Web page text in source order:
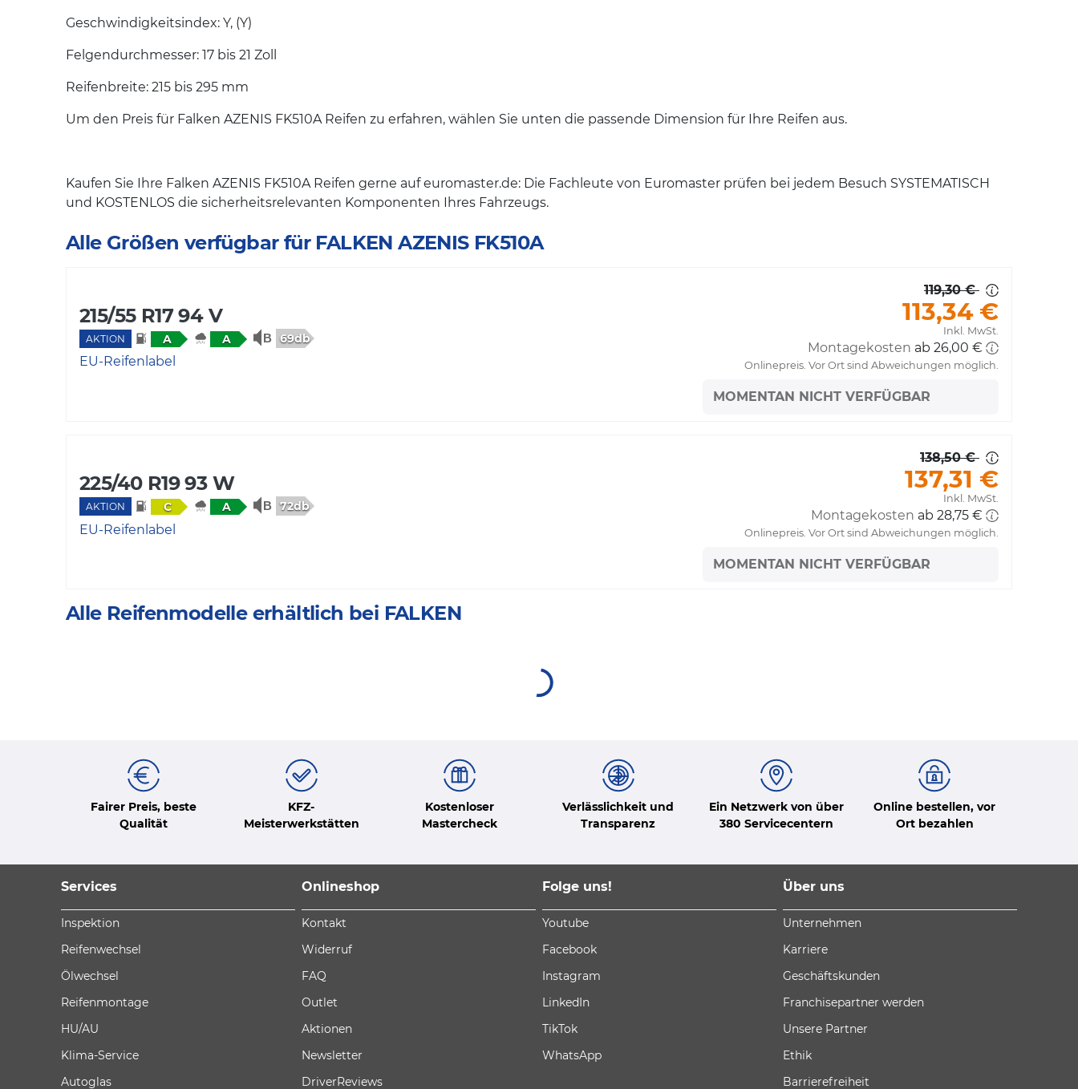
Geschwindigkeitsindex: Y, (Y)
Felgendurchmesser: 17 bis 21 Zoll
Reifenbreite: 215 bis 295 mm
Um den Preis für Falken AZENIS FK510A Reifen zu erfahren, wählen Sie unten die passende Dimension für Ihre Reifen aus.
Kaufen Sie Ihre Falken AZENIS FK510A Reifen gerne auf euromaster.de: Die Fachleute von Euromaster prüfen bei jedem Besuch SYSTEMATISCH
und KOSTENLOS die sicherheitsrelevanten Komponenten Ihres Fahrzeugs.
Alle Größen verfügbar für FALKEN AZENIS FK510A
215/55 R17 94 V
AKTION A A 69db
EU-Reifenlabel
119,30 €
113,34 €
Inkl. MwSt.
Montagekosten ab 26,00 €
Onlinepreis. Vor Ort sind Abweichungen möglich.
MOMENTAN NICHT VERFÜGBAR
225/40 R19 93 W
AKTION C A 72db
EU-Reifenlabel
138,50 €
137,31 €
Inkl. MwSt.
Montagekosten ab 28,75 €
Onlinepreis. Vor Ort sind Abweichungen möglich.
MOMENTAN NICHT VERFÜGBAR
Alle Reifenmodelle erhältlich bei FALKEN
Fairer Preis, beste
Qualität
KFZ-
Meisterwerkstätten
Kostenloser
Mastercheck
Verlässlichkeit und
Transparenz
Ein Netzwerk von über
380 Servicecentern
Online bestellen, vor
Ort bezahlen
Services
Inspektion
Reifenwechsel
Ölwechsel
Reifenmontage
HU/AU
Klima-Service
Autoglas
Onlineshop
Kontakt
Widerruf
FAQ
Outlet
Aktionen
Newsletter
DriverReviews
Folge uns!
Youtube
Facebook
Instagram
LinkedIn
TikTok
WhatsApp
Über uns
Unternehmen
Karriere
Geschäftskunden
Franchisepartner werden
Unsere Partner
Ethik
Barrierefreiheit